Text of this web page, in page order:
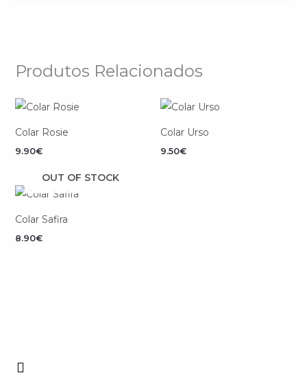
Produtos Relacionados
Colar Rosie
9.90€
Colar Urso
9.50€
OUT OF STOCK
Colar Safira
8.90€